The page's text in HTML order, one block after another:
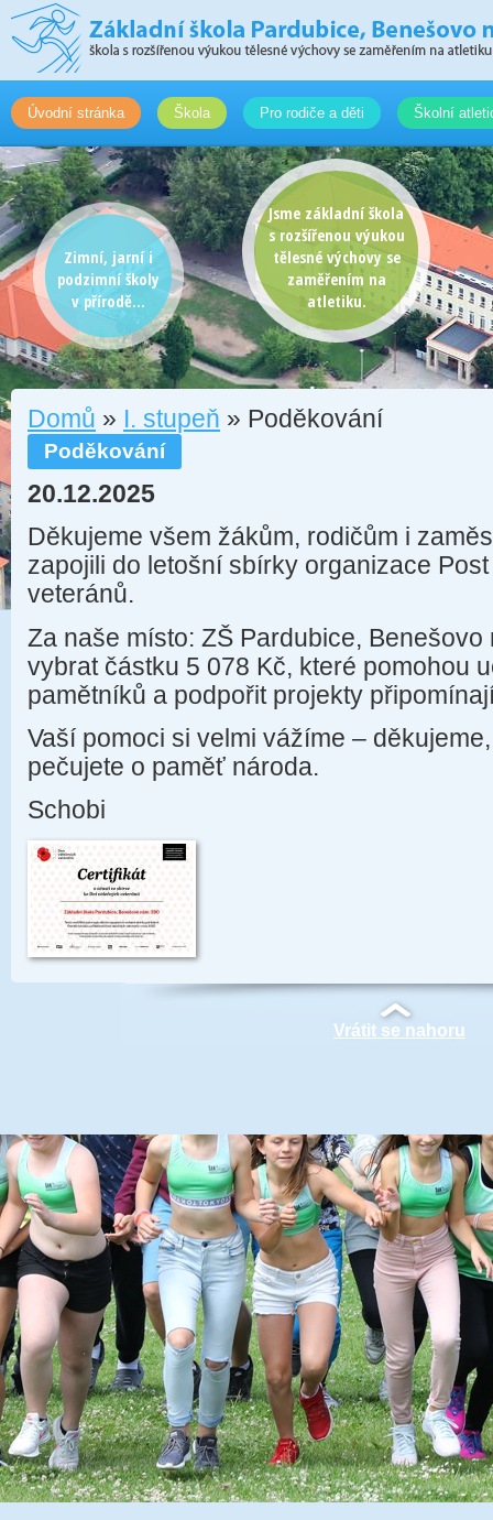
Úvodní stránka Škola Pro rodiče a děti Školní
Zimní, jarní i
podzimní školy
v přírodě...
Jsme základní škola
s rozšířenou výukou
tělesné výchovy se
zaměřením na
atletiku.
Domů » I. stupeň » Poděkování
Poděkování
20.12.2025
Děkujeme všem žákům, rodičům i
zapojili do letošní sbírky organizace
veteránů.
Za naše místo: ZŠ Pardubice,
vybrat částku 5 078 Kč, které pomohou
pamětníků a podpořit projekty
Vaší pomoci si velmi vážíme –
pečujete o paměť národa.
Schobi
Vrátit se nahoru